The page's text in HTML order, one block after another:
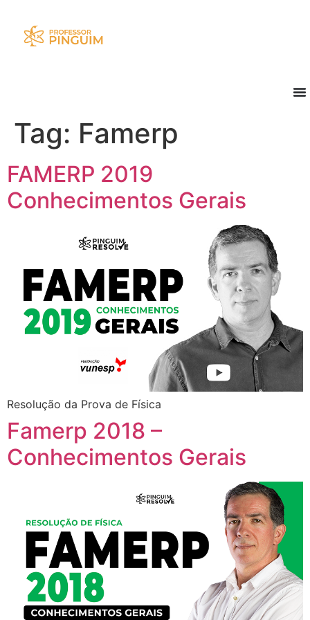
Tag: Famerp
FAMERP 2019
Conhecimentos Gerais
Resolução da Prova de Física
Famerp 2018 –
Conhecimentos Gerais